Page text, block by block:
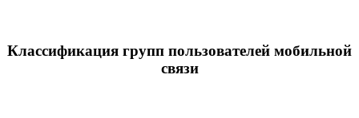
Классификация групп пользователей мобильной
связи